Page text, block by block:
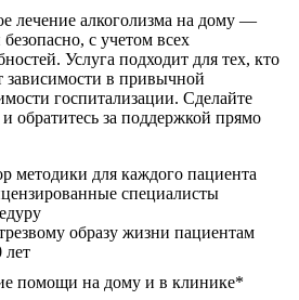
лечение алкоголизма на дому —
с учетом всех
Услуга подходит для тех, кто
зависимости в привычной
госпитализации. Сделайте
обратитесь за поддержкой прямо
методики для каждого пациента
специалисты
образу жизни пациентам
лет
помощи на дому и в клинике*